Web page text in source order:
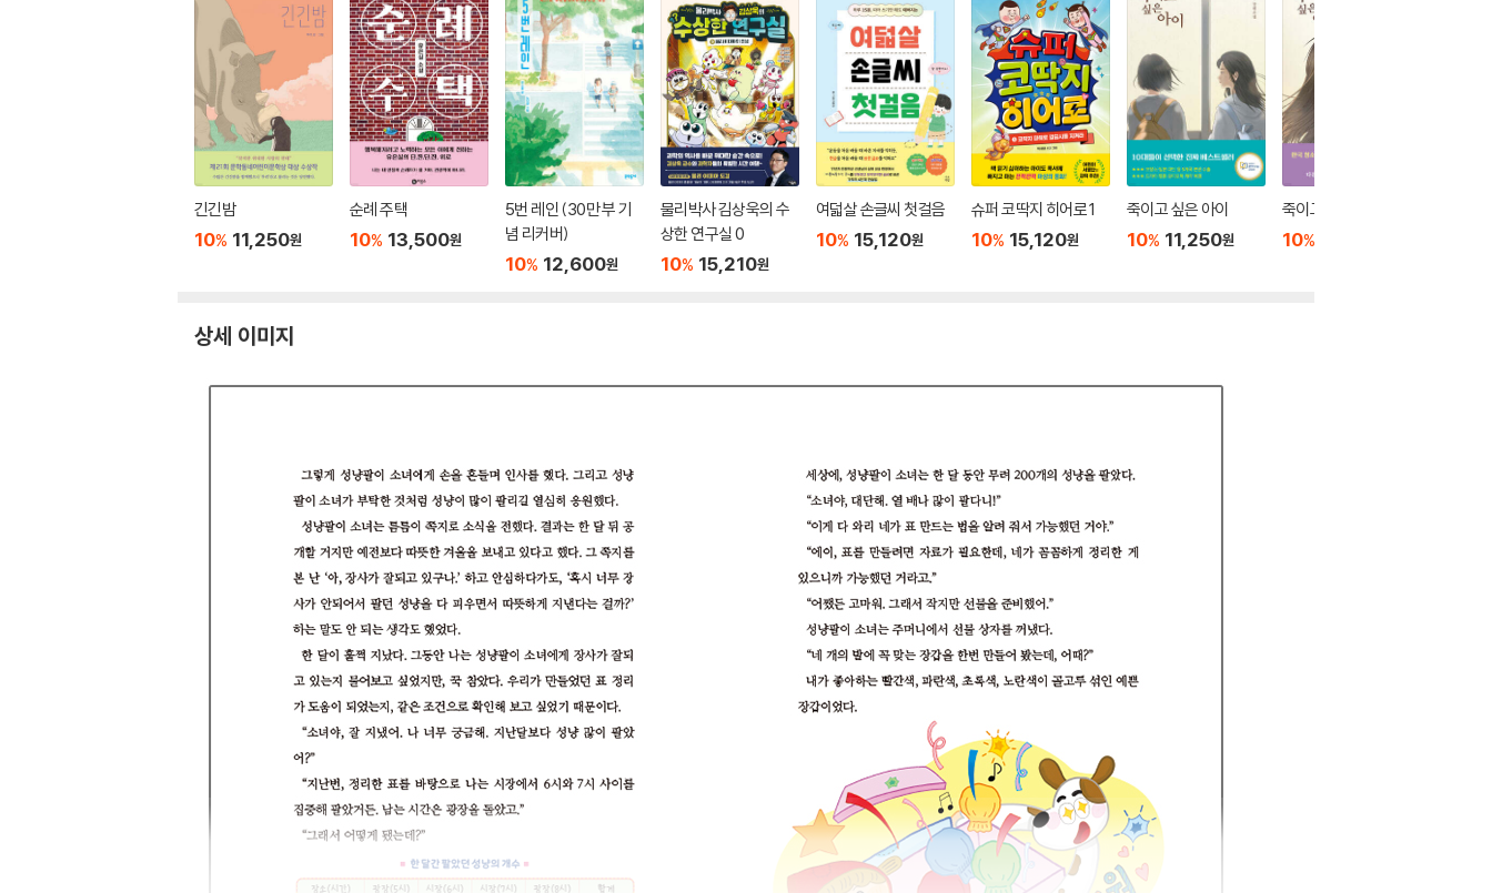
긴긴밤
10% 11,250원
순례 주택
10% 13,500원
5번 레인 (30만 부 기
념 리커버)
10% 12,600원
물리박사 김상욱의 수
상한 연구실 0
10% 15,210원
여덟살 손글씨 첫걸음
10% 15,120원
슈퍼 코딱지 히어로 1
10% 15,120원
죽이고 싶은 아이
10% 11,250원
죽이고 싶은 아이 2
10%
상세 이미지